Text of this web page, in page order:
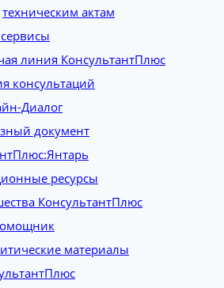
техническим актам
линия КонсультантПлюс
консультаций
Диалог
документ
ресурсы
КонсультантПлюс
материалы